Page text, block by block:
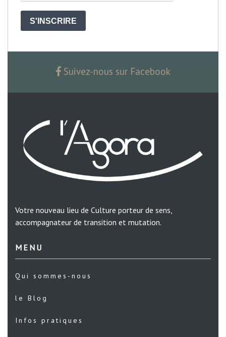
S'INSCRIRE
Suivez-nous sur Facebook
Votre nouveau lieu de Culture porteur de sens,
accompagnateur de transition et mutation.
MENU
Qui sommes-nous
le Blog
Infos pratiques